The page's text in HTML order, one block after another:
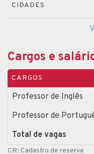
CIDADES
Cargos e
CARGOS
Professor de Inglês
Professor de
Total de vagas
CR: Cadastro de reserva